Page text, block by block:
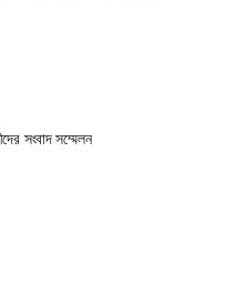
সংবাদ সম্মেলন